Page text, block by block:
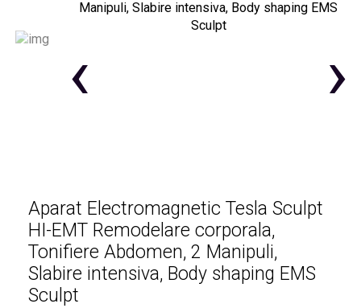
›
‹
Aparat Electromagnetic Tesla Sculpt
HI-EMT Remodelare corporala,
Tonifiere Abdomen, 2 Manipuli,
Slabire intensiva, Body shaping EMS
Sculpt